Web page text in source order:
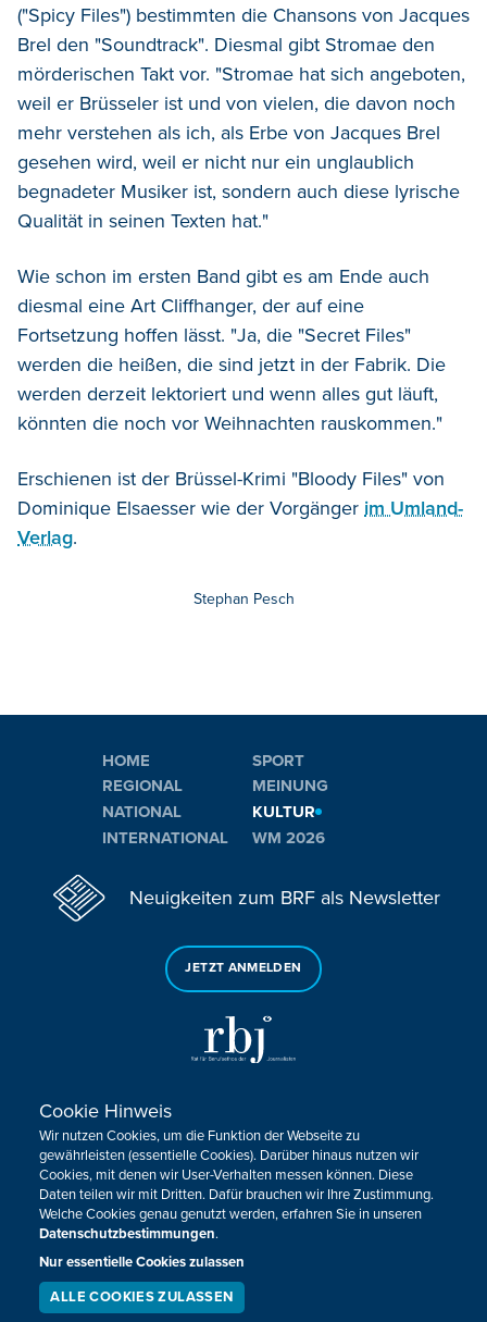
("Spicy Files") bestimmten die Chansons von Jacques
Brel den "Soundtrack". Diesmal gibt Stromae den
mörderischen Takt vor. "Stromae hat sich angeboten,
weil er Brüsseler ist und von vielen, die davon noch
mehr verstehen als ich, als Erbe von Jacques Brel
gesehen wird, weil er nicht nur ein unglaublich
begnadeter Musiker ist, sondern auch diese lyrische
Qualität in seinen Texten hat."
Wie schon im ersten Band gibt es am Ende auch
diesmal eine Art Cliffhanger, der auf eine
Fortsetzung hoffen lässt. "Ja, die "Secret Files"
werden die heißen, die sind jetzt in der Fabrik. Die
werden derzeit lektoriert und wenn alles gut läuft,
könnten die noch vor Weihnachten rauskommen."
Erschienen ist der Brüssel-Krimi "Bloody Files" von
Dominique Elsaesser wie der Vorgänger im Umland-
Verlag.
Stephan Pesch
HOME
REGIONAL
NATIONAL
INTERNATIONAL
SPORT
MEINUNG
KULTUR
WM 2026
Neuigkeiten zum BRF als Newsletter
JETZT ANMELDEN
Sie haben noch Fragen oder Anmerkungen?
KONTAKTIEREN SIE UNS!
Impressum Datenschutz Kontakt
Barrierefreiheit
Cookie-Zustimmung anpassen
Design, Konzept & Programmierung:
Cookie Hinweis
Wir nutzen Cookies, um die Funktion der Webseite zu
gewährleisten (essentielle Cookies). Darüber hinaus nutzen wir
Cookies, mit denen wir User-Verhalten messen können. Diese
Daten teilen wir mit Dritten. Dafür brauchen wir Ihre Zustimmung.
Welche Cookies genau genutzt werden, erfahren Sie in unseren
Datenschutzbestimmungen.
Nur essentielle Cookies zulassen
ALLE COOKIES ZULASSEN
LIVESTREAM